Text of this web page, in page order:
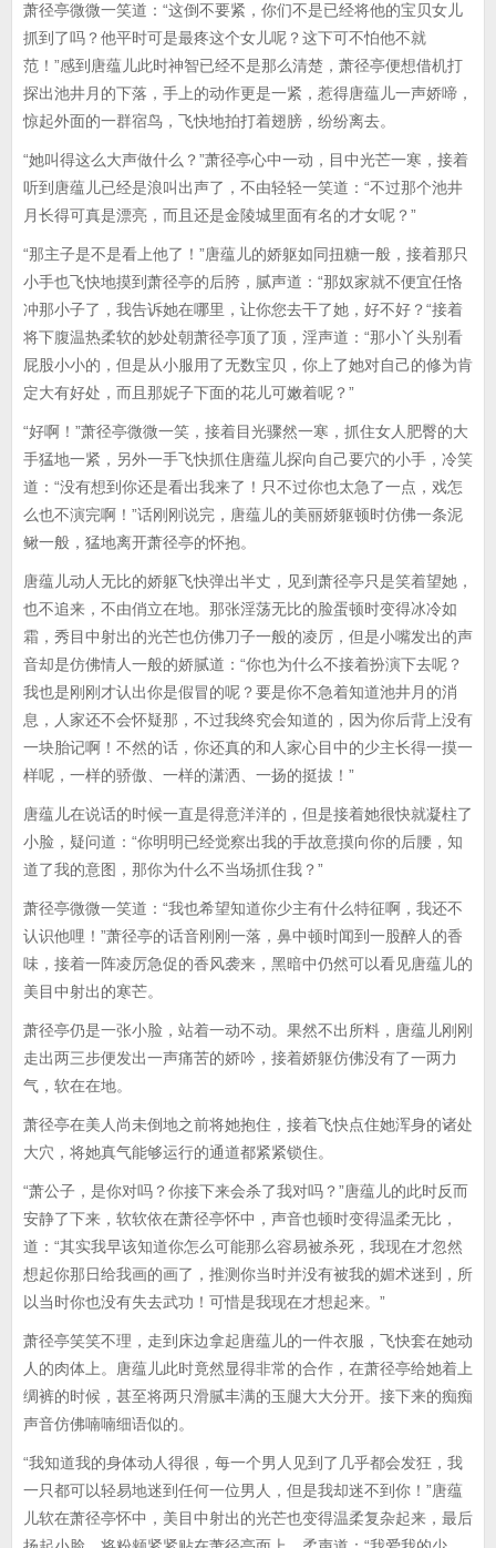
萧径亭微微一笑道：“这倒不要紧，你们不是已经将他的宝贝女儿
抓到了吗？他平时可是最疼这个女儿呢？这下可不怕他不就
范！”感到唐蕴儿此时神智已经不是那么清楚，萧径亭便想借机打
探出池井月的下落，手上的动作更是一紧，惹得唐蕴儿一声娇啼，
惊起外面的一群宿鸟，飞快地拍打着翅膀，纷纷离去。
“她叫得这么大声做什么？”萧径亭心中一动，目中光芒一寒，接着
听到唐蕴儿已经是浪叫出声了，不由轻轻一笑道：“不过那个池井
月长得可真是漂亮，而且还是金陵城里面有名的才女呢？”
“那主子是不是看上他了！”唐蕴儿的娇躯如同扭糖一般，接着那只
小手也飞快地摸到萧径亭的后胯，腻声道：“那奴家就不便宜任恪
冲那小子了，我告诉她在哪里，让你您去干了她，好不好？“接着
将下腹温热柔软的妙处朝萧径亭顶了顶，淫声道：“那小丫头别看
屁股小小的，但是从小服用了无数宝贝，你上了她对自己的修为肯
定大有好处，而且那妮子下面的花儿可嫩着呢？”
“好啊！”萧径亭微微一笑，接着目光骤然一寒，抓住女人肥臀的大
手猛地一紧，另外一手飞快抓住唐蕴儿探向自己要穴的小手，冷笑
道：“没有想到你还是看出我来了！只不过你也太急了一点，戏怎
么也不演完啊！”话刚刚说完，唐蕴儿的美丽娇躯顿时仿佛一条泥
鳅一般，猛地离开萧径亭的怀抱。
唐蕴儿动人无比的娇躯飞快弹出半丈，见到萧径亭只是笑着望她，
也不追来，不由俏立在地。那张淫荡无比的脸蛋顿时变得冰冷如
霜，秀目中射出的光芒也仿佛刀子一般的凌厉，但是小嘴发出的声
音却是仿佛情人一般的娇腻道：“你也为什么不接着扮演下去呢？
我也是刚刚才认出你是假冒的呢？要是你不急着知道池井月的消
息，人家还不会怀疑那，不过我终究会知道的，因为你后背上没有
一块胎记啊！不然的话，你还真的和人家心目中的少主长得一摸一
样呢，一样的骄傲、一样的潇洒、一扬的挺拔！”
唐蕴儿在说话的时候一直是得意洋洋的，但是接着她很快就凝柱了
小脸，疑问道：“你明明已经觉察出我的手故意摸向你的后腰，知
道了我的意图，那你为什么不当场抓住我？”
萧径亭微微一笑道：“我也希望知道你少主有什么特征啊，我还不
认识他哩！”萧径亭的话音刚刚一落，鼻中顿时闻到一股醉人的香
味，接着一阵凌厉急促的香风袭来，黑暗中仍然可以看见唐蕴儿的
美目中射出的寒芒。
萧径亭仍是一张小脸，站着一动不动。果然不出所料，唐蕴儿刚刚
走出两三步便发出一声痛苦的娇吟，接着娇躯仿佛没有了一两力
气，软在在地。
萧径亭在美人尚未倒地之前将她抱住，接着飞快点住她浑身的诸处
大穴，将她真气能够运行的通道都紧紧锁住。
“萧公子，是你对吗？你接下来会杀了我对吗？”唐蕴儿的此时反而
安静了下来，软软依在萧径亭怀中，声音也顿时变得温柔无比，
道：“其实我早该知道你怎么可能那么容易被杀死，我现在才忽然
想起你那日给我画的画了，推测你当时并没有被我的媚术迷到，所
以当时你也没有失去武功！可惜是我现在才想起来。”
萧径亭笑笑不理，走到床边拿起唐蕴儿的一件衣服，飞快套在她动
人的肉体上。唐蕴儿此时竟然显得非常的合作，在萧径亭给她着上
绸裤的时候，甚至将两只滑腻丰满的玉腿大大分开。接下来的痴痴
声音仿佛喃喃细语似的。
“我知道我的身体动人得很，每一个男人见到了几乎都会发狂，我
一只都可以轻易地迷到任何一位男人，但是我却迷不到你！”唐蕴
儿软在萧径亭怀中，美目中射出的光芒也变得温柔复杂起来，最后